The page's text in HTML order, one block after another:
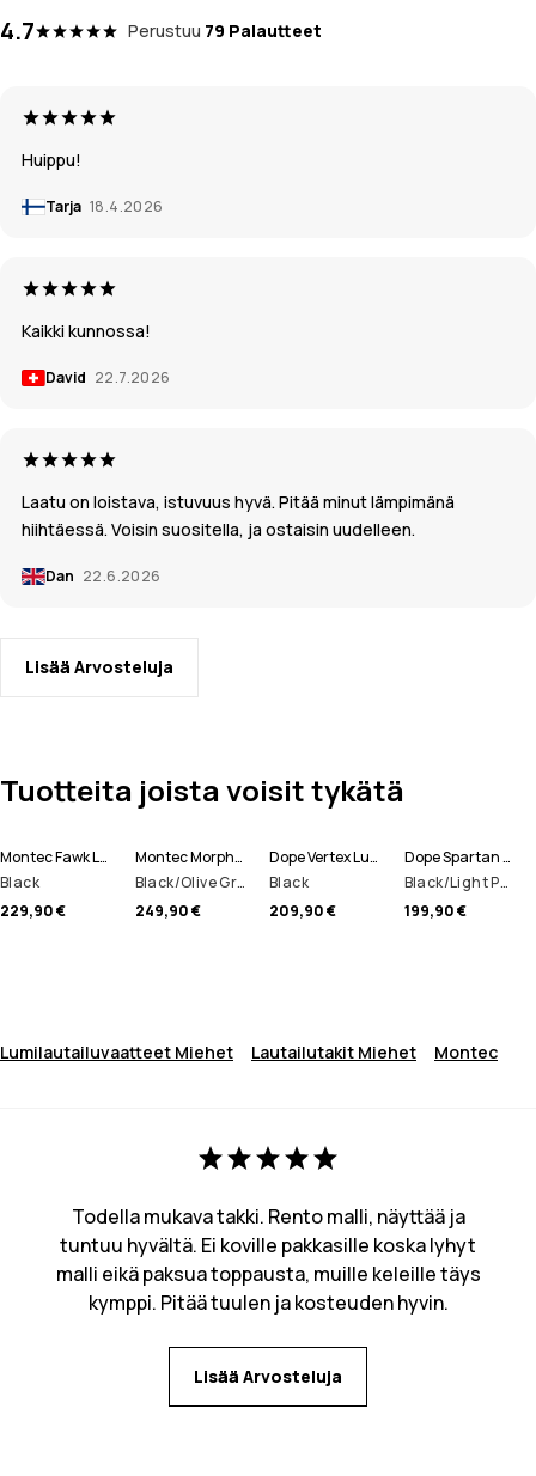
4.7 Perustuu 79 Palautteet
Huippu!
Tarja 18.4.2026
Kaikki kunnossa!
David 22.7.2026
Laatu on loistava, istuvuus hyvä. Pitää minut lämpimänä
hiihtäessä. Voisin suositella, ja ostaisin uudelleen.
Dan 22.6.2026
Lisää Arvosteluja
Tuotteita joista voisit tykätä
Montec Fawk Lumilautailutakki Miehet
Black
229,90 €
Montec Morpheus Lumilautailutakki Miehet
Black/Olive Green/Light Grey
249,90 €
Dope Vertex Lumilautailutakki Miehet
Black
209,90 €
Dope Spartan Lumilautailutakki Miehet
Black/Light Pearl
199,90 €
Lumilautailuvaatteet Miehet Lautailutakit Miehet Montec
Todella mukava takki. Rento malli, näyttää ja
tuntuu hyvältä. Ei koville pakkasille koska lyhyt
malli eikä paksua toppausta, muille keleille täys
kymppi. Pitää tuulen ja kosteuden hyvin.
Lisää Arvosteluja